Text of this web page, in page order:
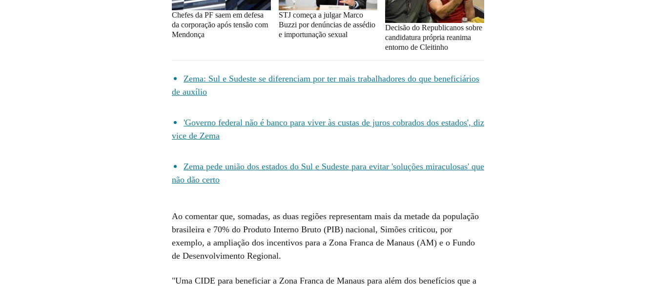
Chefes da PF saem em defesa
da corporação após tensão com
Mendonça
STJ começa a julgar Marco
Buzzi por denúncias de assédio
e importunação sexual
Decisão do Republicanos sobre
candidatura própria reanima
entorno de Cleitinho
Zema: Sul e Sudeste se diferenciam por ter mais trabalhadores do que beneficiários
de auxílio
'Governo federal não é banco para viver às custas de juros cobrados dos estados', diz
vice de Zema
Zema pede união dos estados do Sul e Sudeste para evitar 'soluções miraculosas' que
não dão certo
Ao comentar que, somadas, as duas regiões representam mais da metade da população
brasileira e 70% do Produto Interno Bruto (PIB) nacional, Simões criticou, por
exemplo, a ampliação dos incentivos para a Zona Franca de Manaus (AM) e o Fundo
de Desenvolvimento Regional.
"Uma CIDE para beneficiar a Zona Franca de Manaus para além dos benefícios que a